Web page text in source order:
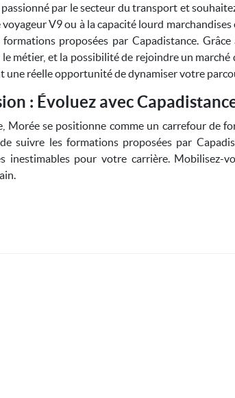
par le secteur du transport et
voyageur V9 ou à la capacité lourd
proposées par Capadistance.
métier, et la possibilité de rejoindre un
une réelle opportunité de dynamiser votre
: Évoluez avec
Morée se positionne comme un carrefour de
suivre les formations proposées par
inestimables pour votre carrière.